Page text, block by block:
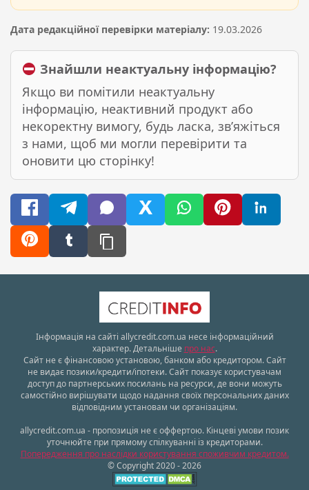
Дата редакційної перевірки матеріалу: 19.03.2026
Знайшли неактуальну інформацію?
Якщо ви помітили неактуальну
інформацію, неактивний продукт або
некоректну вимогу, будь ласка, зв’яжіться
з нами, щоб ми могли перевірити та
оновити цю сторінку!
Інформація на сайті allycredit.com.ua несе інформаційний
характер. Детальніше про нас.
Сайт не є фінансовою установою, банком або кредитором. Сайт
не видає позики/кредити/іпотеки. Сайт показує користувачам
доступ до партнерських посилань на ресурси, де вони можуть
самостійно вирішувати щодо надання своїх персональних даних
відповідним установам чи організаціям.
allycredit.com.ua - пропозиція не є оффертою. Кінцеві умови позик
уточнюйте при прямому спілкуванні із кредиторами.
Попередження про наслідки користування споживчим кредитом.
© Copyright 2020 - 2026